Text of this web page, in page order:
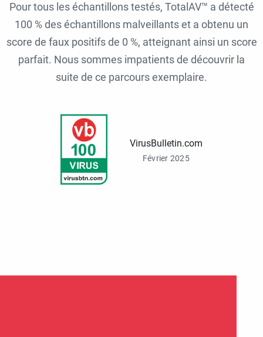
Pour tous les échantillons testés, TotalAV™ a détecté
100 % des échantillons malveillants et a obtenu un
score de faux positifs de 0 %, atteignant ainsi un score
parfait. Nous sommes impatients de découvrir la
suite de ce parcours exemplaire.
VirusBulletin.com
Février 2025